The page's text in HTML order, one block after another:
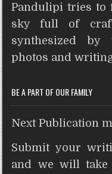
s
A
p
p
b
o
o
k
t
e
r
e
r
e
s
Pandulipi tries to
sky full of
synthesized by
photos and
BE A PART OF OUR FAMILY
Next Publication
Submit your
and we will